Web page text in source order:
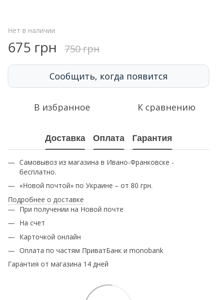
Нет в наличии
675 грн 750 грн
Сообщить, когда появится
В избранное К сравнению
Доставка Оплата Гарантия
Самовывоз из магазина в Ивано-Франковске -
бесплатно.
«Новой почтой» по Украине – от 80 грн.
Подробнее о доставке
При получении на Новой почте
На счет
Карточкой онлайн
Оплата по частям ПриватБанк и monobank
Гарантия от магазина 14 дней